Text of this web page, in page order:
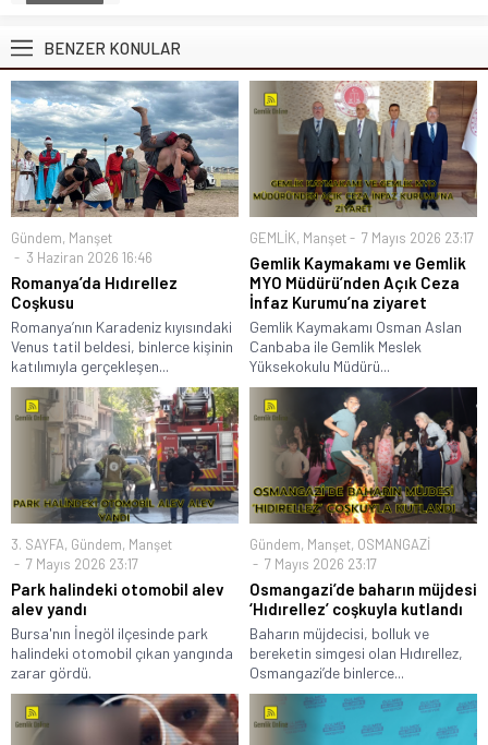
BENZER KONULAR
Gündem, Manşet
3 Haziran 2026 16:46
Romanya’da Hıdırellez
Coşkusu
Romanya’nın Karadeniz kıyısındaki
Venus tatil beldesi, binlerce kişinin
katılımıyla gerçekleşen...
GEMLİK, Manşet 7 Mayıs 2026 23:17
Gemlik Kaymakamı ve Gemlik
MYO Müdürü’nden Açık Ceza
İnfaz Kurumu’na ziyaret
Gemlik Kaymakamı Osman Aslan
Canbaba ile Gemlik Meslek
Yüksekokulu Müdürü...
3. SAYFA, Gündem, Manşet
7 Mayıs 2026 23:17
Park halindeki otomobil alev
alev yandı
Bursa'nın İnegöl ilçesinde park
halindeki otomobil çıkan yangında
zarar gördü.
Gündem, Manşet, OSMANGAZİ
7 Mayıs 2026 23:17
Osmangazi’de baharın müjdesi
‘Hıdırellez’ coşkuyla kutlandı
Baharın müjdecisi, bolluk ve
bereketin simgesi olan Hıdırellez,
Osmangazi’de binlerce...